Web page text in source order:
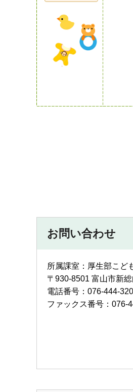
お問い合わせ
所属課室：厚生部こど
〒930-8501 富山市新
電話番号：076-444-
ファックス番号：076-